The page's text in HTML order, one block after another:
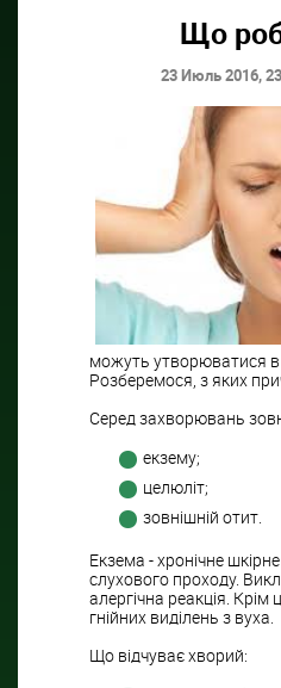
Що
23 Июль 2016,
можуть утворюватися в
Розберемося, з яких
Серед захворювань
екзему;
целюліт;
зовнішній отит.
Екзема - хронічне
слухового проходу.
алергічна реакція.
гнійних виділень з вуха.
Що відчуває хворий: